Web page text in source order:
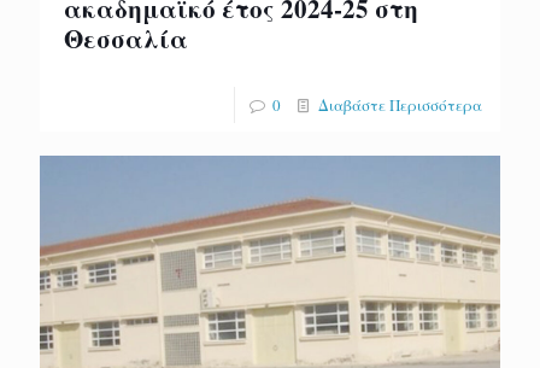
ακαδημαϊκό έτος 2024-25 στη
Θεσσαλία
0 Διαβάστε Περισσότερα